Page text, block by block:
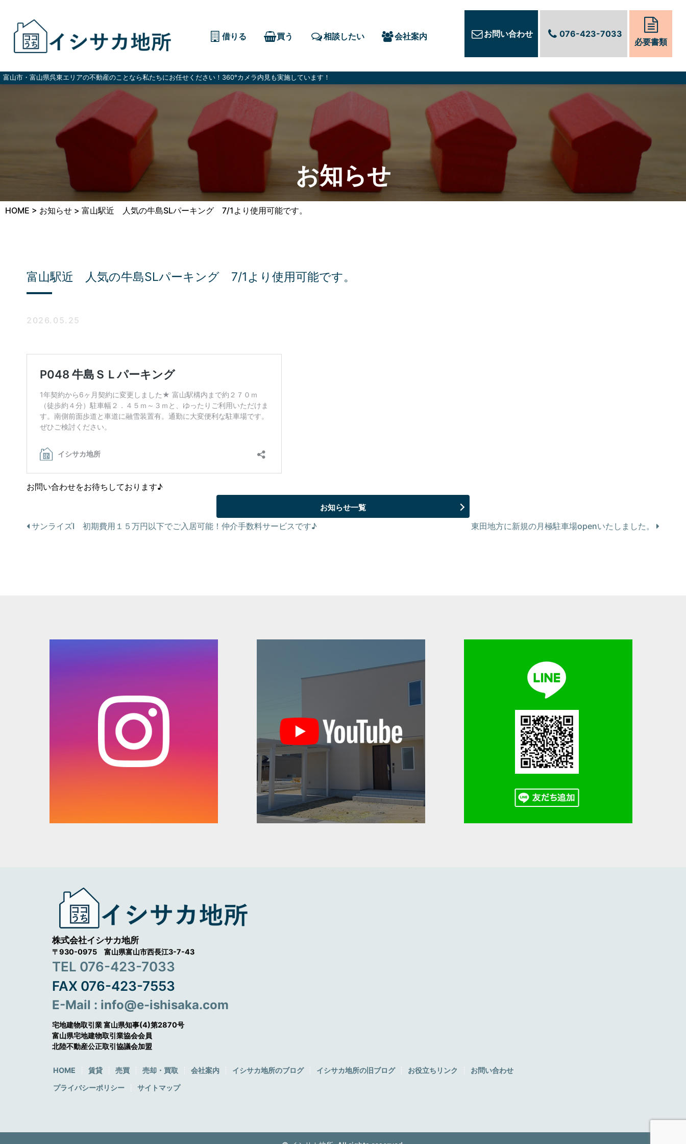
借りる 買う 相談したい 会社案内 お問い合わせ
076-423-7033
必要書類
富山市・富山県呉東エリアの不動産のことなら私たちにお任せください！360°カメラ内見も実施しています！
お知らせ
HOME > お知らせ > 富山駅近 人気の牛島SLパーキング 7/1より使用可能です。
富山駅近 人気の牛島SLパーキング 7/1より使用可能です。
2026.05.25
お問い合わせをお待ちしております♪
お知らせ一覧
投サンライズⅠ 初期費用１５万円以下でご入居可能！仲介手数料サービスです♪ 東田地方に新規の月極駐車場openいたしました。
株式会社イシサカ地所
〒930-0975 富山県富山市西長江3-7-43
TEL 076-423-7033
FAX 076-423-7553
E-Mail : info@e-ishisaka.com
宅地建物取引業 富山県知事(4)第2870号
富山県宅地建物取引業協会会員
北陸不動産公正取引協議会加盟
HOME 賃貸 売買 売却・買取 会社案内 イシサカ地所のブログ イシサカ地所の旧ブログ お役立ちリンク
お問い合わせ
プライバシーポリシー
サイトマップ